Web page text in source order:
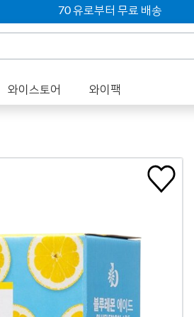
70 유로부터 무료 배송
와이스토어 와이팩